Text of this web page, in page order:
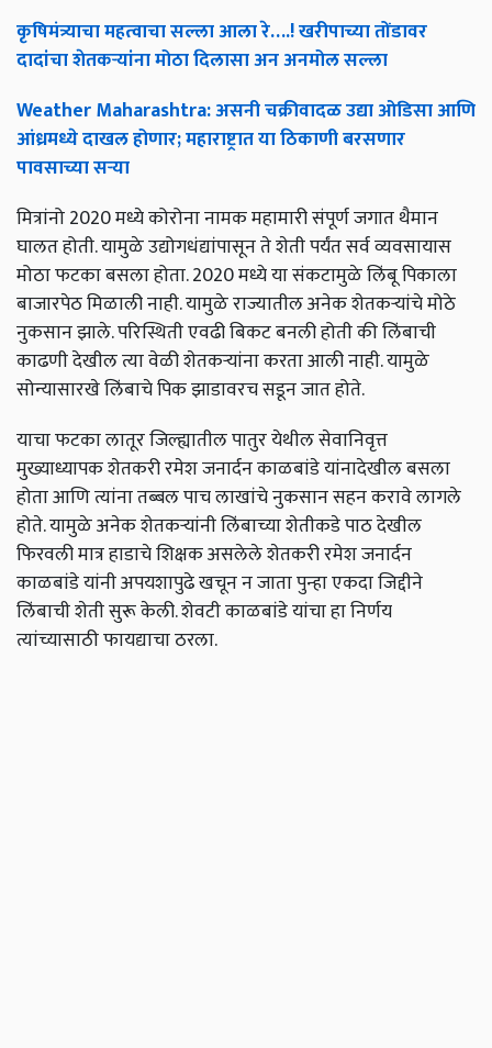
कृषिमंत्र्याचा महत्वाचा सल्ला आला रे….! खरीपाच्या तोंडावर
दादांचा शेतकऱ्यांना मोठा दिलासा अन अनमोल सल्ला
Weather Maharashtra: असनी चक्रीवादळ उद्या ओडिसा आणि
आंध्रमध्ये दाखल होणार; महाराष्ट्रात या ठिकाणी बरसणार
पावसाच्या सऱ्या
मित्रांनो 2020 मध्ये कोरोना नामक महामारी संपूर्ण जगात थैमान
घालत होती. यामुळे उद्योगधंद्यांपासून ते शेती पर्यंत सर्व व्यवसायास
मोठा फटका बसला होता. 2020 मध्ये या संकटामुळे लिंबू पिकाला
बाजारपेठ मिळाली नाही. यामुळे राज्यातील अनेक शेतकऱ्यांचे मोठे
नुकसान झाले. परिस्थिती एवढी बिकट बनली होती की लिंबाची
काढणी देखील त्या वेळी शेतकऱ्यांना करता आली नाही. यामुळे
सोन्यासारखे लिंबाचे पिक झाडावरच सडून जात होते.
याचा फटका लातूर जिल्ह्यातील पातुर येथील सेवानिवृत्त
मुख्याध्यापक शेतकरी रमेश जनार्दन काळबांडे यांनादेखील बसला
होता आणि त्यांना तब्बल पाच लाखांचे नुकसान सहन करावे लागले
होते. यामुळे अनेक शेतकऱ्यांनी लिंबाच्या शेतीकडे पाठ देखील
फिरवली मात्र हाडाचे शिक्षक असलेले शेतकरी रमेश जनार्दन
काळबांडे यांनी अपयशापुढे खचून न जाता पुन्हा एकदा जिद्दीने
लिंबाची शेती सुरू केली. शेवटी काळबांडे यांचा हा निर्णय
त्यांच्यासाठी फायद्याचा ठरला.